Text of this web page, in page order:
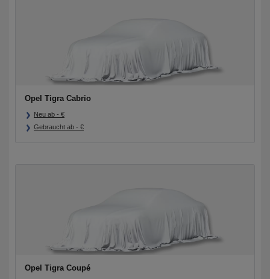
Opel Tigra Cabrio
Neu ab - €
Gebraucht ab - €
Opel Tigra Coupé